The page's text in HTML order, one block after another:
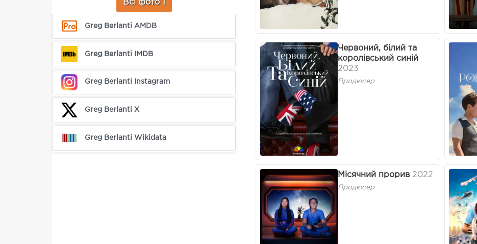
Всі фото 1
Greg Berlanti AMDB
Greg Berlanti IMDB
Greg Berlanti Instagram
Greg Berlanti X
Greg Berlanti Wikidata
Червоний, білий та
королівський синій
2023
Продюсер
Місячний прорив 2022
Продюсер